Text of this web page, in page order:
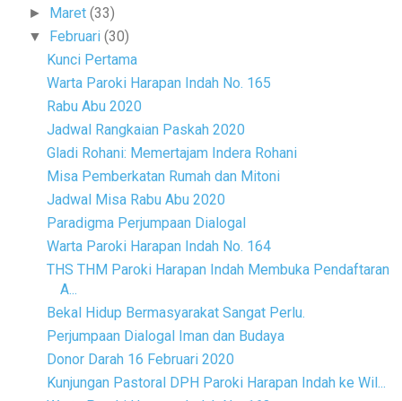
► Maret(33)
▼ Februari(30)
Kunci Pertama
Warta Paroki Harapan Indah No. 165
Rabu Abu 2020
Jadwal Rangkaian Paskah 2020
Gladi Rohani: Memertajam Indera Rohani
Misa Pemberkatan Rumah dan Mitoni
Jadwal Misa Rabu Abu 2020
Paradigma Perjumpaan Dialogal
Warta Paroki Harapan Indah No. 164
THS THM Paroki Harapan Indah Membuka Pendaftaran
A...
Bekal Hidup Bermasyarakat Sangat Perlu.
Perjumpaan Dialogal Iman dan Budaya
Donor Darah 16 Februari 2020
Kunjungan Pastoral DPH Paroki Harapan Indah ke Wil...